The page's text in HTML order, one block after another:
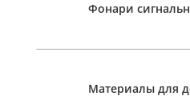
Фонари
Материалы для